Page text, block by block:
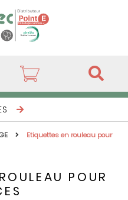
Etiquettes en rouleau pour
POUR